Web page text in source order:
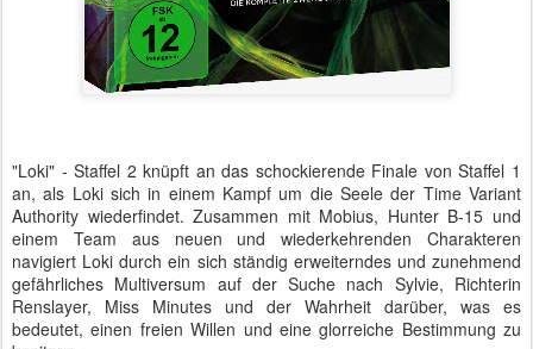
"Loki" - Staffel 2 knüpft an das schockierende Finale von Staffel 1
an, als Loki sich in einem Kampf um die Seele der Time Variant
Authority wiederfindet. Zusammen mit Mobius, Hunter B-15 und
einem Team aus neuen und wiederkehrenden Charakteren
navigiert Loki durch ein sich ständig erweiterndes und zunehmend
gefährliches Multiversum auf der Suche nach Sylvie, Richterin
Renslayer, Miss Minutes und der Wahrheit darüber, was es
bedeutet, einen freien Willen und eine glorreiche Bestimmung zu